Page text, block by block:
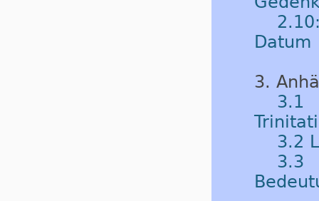
Datum
3.
3.1
3.2
3.3